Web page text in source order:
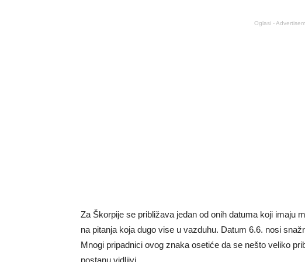
Oglasi -
Za Škorpije se približava jedan od onih datuma koji imaju
na pitanja koja dugo vise u vazduhu. Datum 6.6. nosi
Mnogi pripadnici ovog znaka osetiće da se nešto veliko